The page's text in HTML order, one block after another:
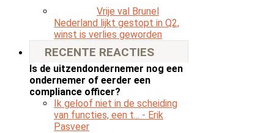
Vrije val Brunel
Nederland lijkt gestopt in Q2,
winst is verlies geworden
RECENTE REACTIES
Is de uitzendondernemer nog een
ondernemer of eerder een
compliance officer?
Ik geloof niet in de scheiding
van functies, een t... - Erik
Pasveer